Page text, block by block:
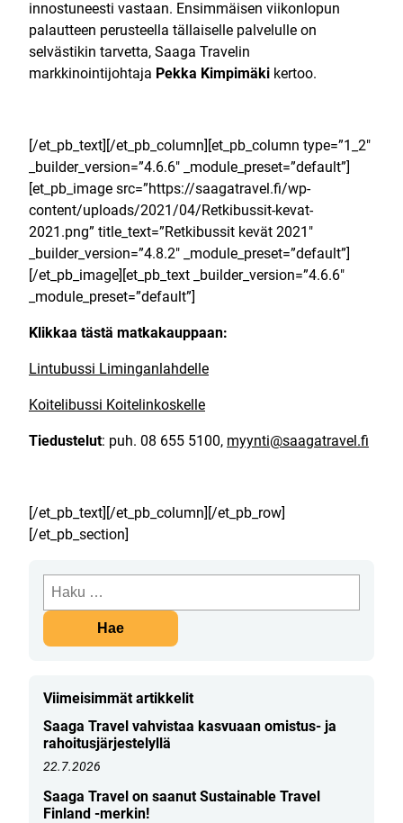
innostuneesti vastaan. Ensimmäisen viikonlopun
palautteen perusteella tällaiselle palvelulle on
selvästikin tarvetta, Saaga Travelin
markkinointijohtaja Pekka Kimpimäki kertoo.
[/et_pb_text][/et_pb_column][et_pb_column type=”1_2″
_builder_version=”4.6.6″ _module_preset=”default”]
[et_pb_image src=”https://saagatravel.fi/wp-
content/uploads/2021/04/Retkibussit-kevat-
2021.png” title_text=”Retkibussit kevät 2021″
_builder_version=”4.8.2″ _module_preset=”default”]
[/et_pb_image][et_pb_text _builder_version=”4.6.6″
_module_preset=”default”]
Klikkaa tästä matkakauppaan:
Lintubussi Liminganlahdelle
Koitelibussi Koitelinkoskelle
Tiedustelut: puh. 08 655 5100, myynti@saagatravel.fi
[/et_pb_text][/et_pb_column][/et_pb_row]
[/et_pb_section]
Haku:
Viimeisimmät artikkelit
Saaga Travel vahvistaa kasvuaan omistus- ja
rahoitusjärjestelyllä
22.7.2026
Saaga Travel on saanut Sustainable Travel
Finland -merkin!